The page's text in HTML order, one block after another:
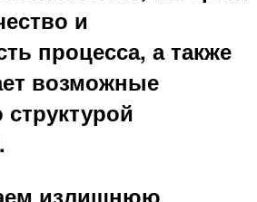
и
процесса, а также
возможные
излишнюю